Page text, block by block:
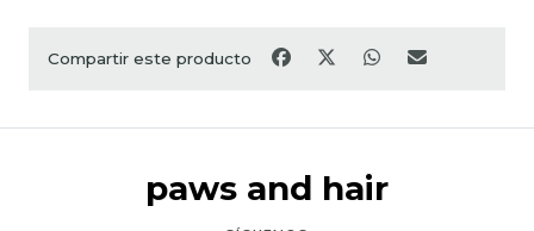
Compartir este producto
paws and hair